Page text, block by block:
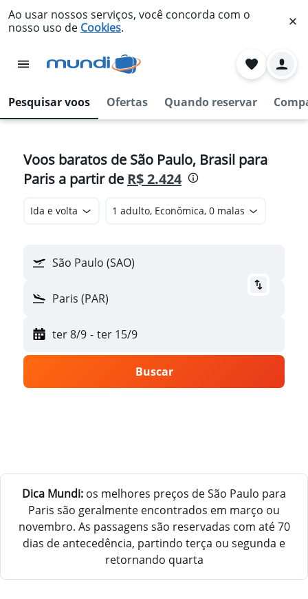
Ao usar nossos serviços, você concorda com o
nosso uso de Cookies.
Pesquisar voos Ofertas Quando reservar
Voos baratos de São Paulo, Brasil para
Paris a partir de R$ 2.424
Ida e volta 1 adulto, Econômica, 0 malas
São Paulo (SAO)
Paris (PAR)
ter 8/9 - ter 15/9
Buscar
Dica Mundi: os melhores preços de São Paulo para
Paris são geralmente encontrados em março ou
novembro. As passagens são reservadas com até 70
dias de antecedência, partindo terça ou segunda e
retornando quarta